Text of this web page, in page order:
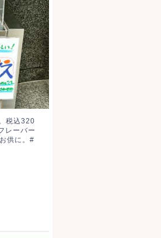
に、散策
税込320
レーバー
供に。#